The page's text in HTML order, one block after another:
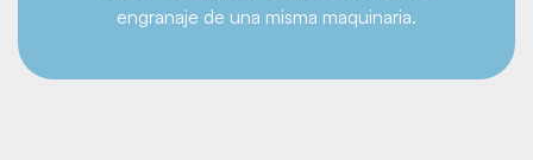
engranaje de una misma maquinaria.